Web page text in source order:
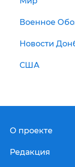
Военное
Новости
США
О проекте
Редакция